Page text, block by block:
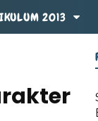
2013